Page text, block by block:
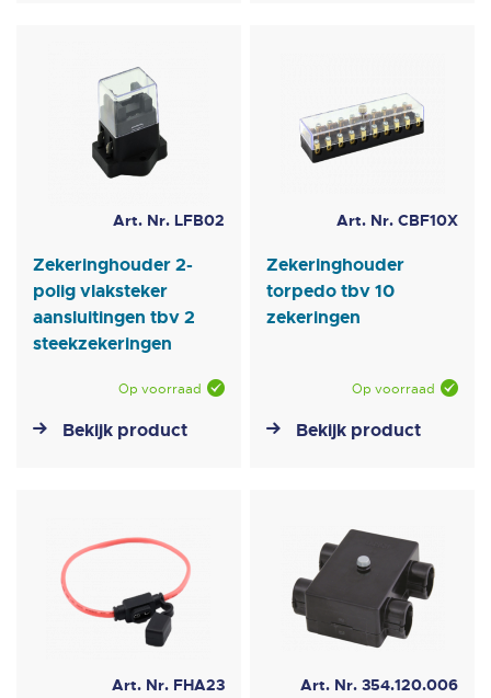
Art. Nr. LFB02
Zekeringhouder 2-
polig vlaksteker
aansluitingen tbv 2
steekzekeringen
Op voorraad
Bekijk product
Art. Nr. CBF10X
Zekeringhouder
torpedo tbv 10
zekeringen
Op voorraad
Bekijk product
Art. Nr. FHA23 Art. Nr. 354.120.006